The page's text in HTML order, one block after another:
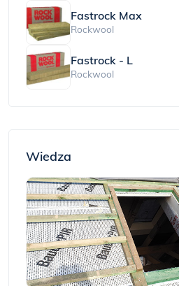
Fastrock Max
Rockwool
Fastrock - L
Rockwool
Wiedza